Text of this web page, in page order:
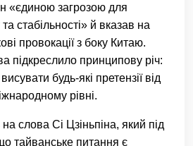
«єдиною загрозою для
стабільності» й вказав на
провокації з боку Китаю.
підкреслило принципову річ:
будь-які претензії від
рівні.
слова Сі Цзіньпіна, який під
тайванське питання є